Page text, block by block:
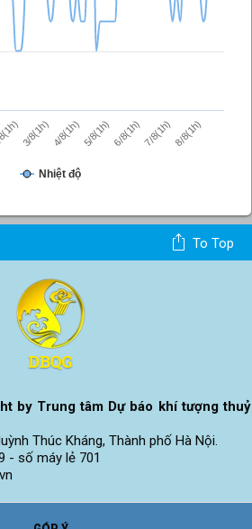
Nhiệt độ
3/8(1h)4/8(1h)5/8(1h)6/8(1h)7/8(1h)8/8(1h)
To Top
by Trung tâm Dự báo khí tượng thuỷ
Thúc Kháng, Thành phố Hà Nội.
- số máy lẻ 701